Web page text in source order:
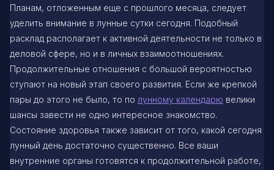
Планам, отложенным еще с прошлого месяца, следует
уделить внимание в лунные сутки сегодня. Подобный
расклад располагает к активной деятельности не только в
деловой сфере, но и в личных взаимоотношениях.
Продолжительные отношения с большой вероятностью
ступают на новый этап своего развития. Если же крепкой
пары до этого не было, то по лунному календарю велики
шансы завести не одно интересное знакомство.
Состояние здоровья также зависит от того, какой сегодня
лунный день достаточно существенно. Все ваши
внутренние органы готовятся к продолжительной работе,